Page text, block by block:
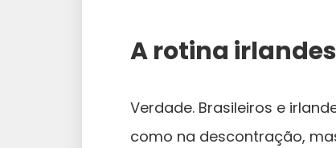
A rotina
Verdade. Brasileiros e
como na descontração,